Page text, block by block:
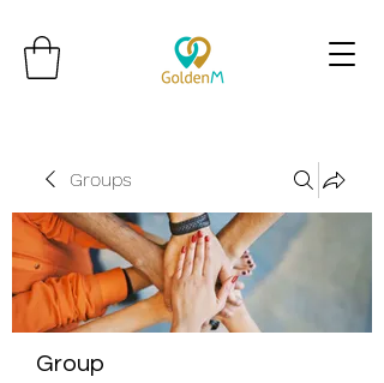
Groups
Group